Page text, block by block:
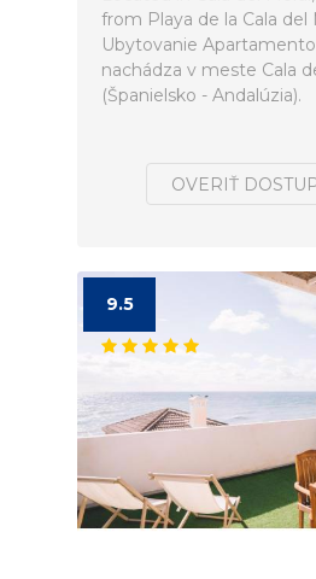
from Playa de la Cala del
Ubytovanie
nachádza v meste Cala
(Španielsko - Andalúzia).
OVERIŤ
9.5